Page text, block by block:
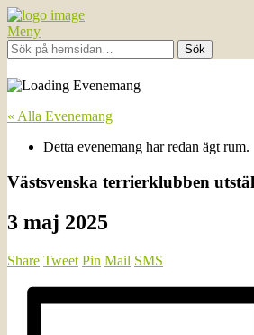
Meny
« Alla Evenemang
Detta evenemang har redan ägt rum.
Västsvenska terrierklubben
3 maj 2025
Share Tweet Pin Mail SMS